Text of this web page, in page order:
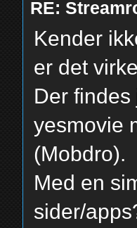
RE:
Kender
er det
Der
yesmovie
(Mobdro).
Med en
sider/